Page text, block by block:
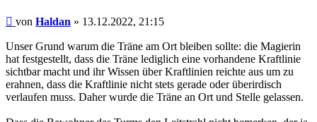
Beitrag
von Haldan » 13.12.2022, 21:15
Unser Grund warum die Träne am Ort bleiben sollte: die Magierin
hat festgestellt, dass die Träne lediglich eine vorhandene Kraftlinie
sichtbar macht und ihr Wissen über Kraftlinien reichte aus um zu
erahnen, dass die Kraftlinie nicht stets gerade oder überirdisch
verlaufen muss. Daher wurde die Träne an Ort und Stelle gelassen.